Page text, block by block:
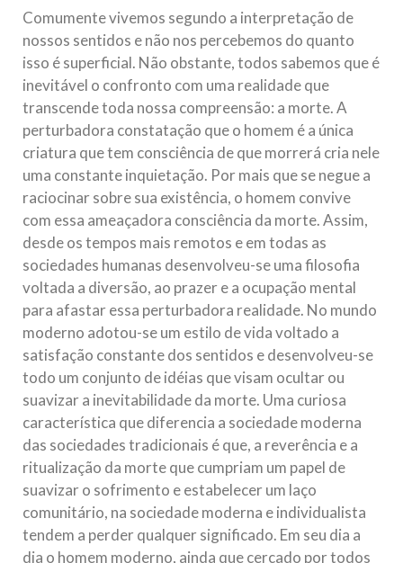
Comumente vivemos segundo a interpretação de
nossos sentidos e não nos percebemos do quanto
isso é superficial. Não obstante, todos sabemos que é
inevitável o confronto com uma realidade que
transcende toda nossa compreensão: a morte. A
perturbadora constatação que o homem é a única
criatura que tem consciência de que morrerá cria nele
uma constante inquietação. Por mais que se negue a
raciocinar sobre sua existência, o homem convive
com essa ameaçadora consciência da morte. Assim,
desde os tempos mais remotos e em todas as
sociedades humanas desenvolveu-se uma filosofia
voltada a diversão, ao prazer e a ocupação mental
para afastar essa perturbadora realidade. No mundo
moderno adotou-se um estilo de vida voltado a
satisfação constante dos sentidos e desenvolveu-se
todo um conjunto de idéias que visam ocultar ou
suavizar a inevitabilidade da morte. Uma curiosa
característica que diferencia a sociedade moderna
das sociedades tradicionais é que, a reverência e a
ritualização da morte que cumpriam um papel de
suavizar o sofrimento e estabelecer um laço
comunitário, na sociedade moderna e individualista
tendem a perder qualquer significado. Em seu dia a
dia o homem moderno, ainda que cercado por todos